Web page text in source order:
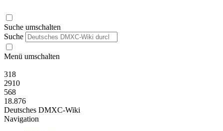
Suche umschalten
Suche
Menü umschalten
318
2910
568
18.876
Deutsches DMXC-Wiki
Navigation